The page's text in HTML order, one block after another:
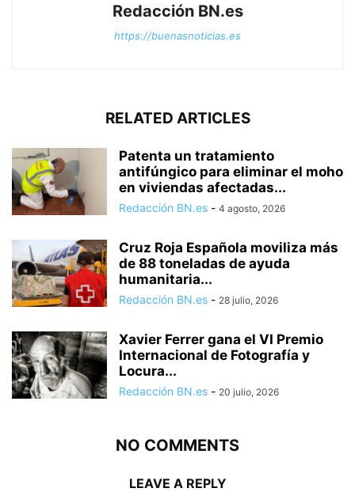
Redacción BN.es
https://buenasnoticias.es
RELATED ARTICLES
Patenta un tratamiento
antifúngico para eliminar el moho
en viviendas afectadas...
Redacción BN.es - 4 agosto, 2026
Cruz Roja Española moviliza más
de 88 toneladas de ayuda
humanitaria...
Redacción BN.es - 28 julio, 2026
Xavier Ferrer gana el VI Premio
Internacional de Fotografía y
Locura...
Redacción BN.es - 20 julio, 2026
NO COMMENTS
LEAVE A REPLY